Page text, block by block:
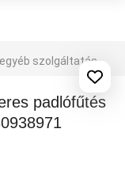
egyéb szolgáltatás